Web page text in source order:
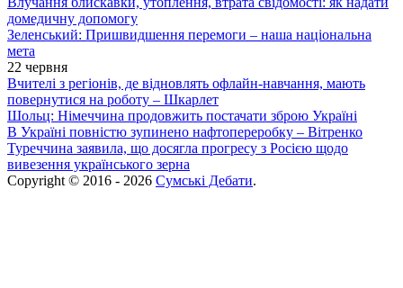
домедичну допомогу
Зеленський: Пришвидшення перемоги – наша національна
мета
22 червня
Вчителі з регіонів, де відновлять офлайн-навчання, мають
повернутися на роботу – Шкарлет
Шольц: Німеччина продовжить постачати зброю Україні
В Україні повністю зупинено нафтопереробку – Вітренко
Туреччина заявила, що досягла прогресу з Росією щодо
вивезення українського зерна
Copyright © 2016 - 2026 Сумські Дебати.